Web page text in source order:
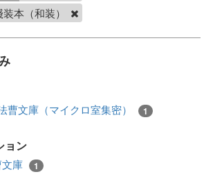
装本（和装）
曹文庫（マイクロ室集密） 1
ョン
庫 1